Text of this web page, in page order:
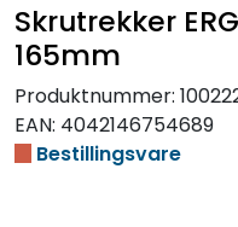
Skrutrekker
165mm
Produktnummer:
EAN: 4042146754689
Bestillingsvare
SIKKERHET
KONTAKT OSS
TILBUD